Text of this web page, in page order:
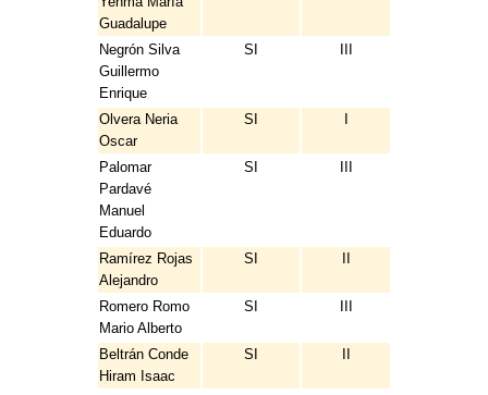
Guadalupe
Negrón Silva
Guillermo
Enrique
SI
Olvera Neria
Oscar
SI
Palomar
Pardavé
Manuel
Eduardo
SI
Ramírez Rojas
Alejandro
SI
Romero Romo
Mario Alberto
SI
Beltrán Conde
Hiram Isaac
SI